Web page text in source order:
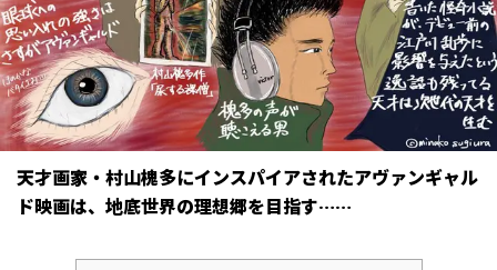
天才画家・村山槐多にインスパイアされたアヴァンギャル
ド映画は、地底世界の理想郷を目指す……